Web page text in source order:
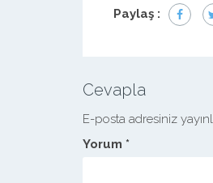
Paylaş :
Cevapla
E-posta adresiniz
Yorum *